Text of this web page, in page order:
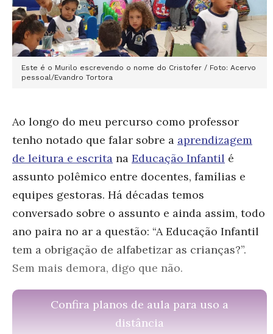
Este é o Murilo escrevendo o nome do Cristofer / Foto: Acervo
pessoal/Evandro Tortora
Ao longo do meu percurso como professor
tenho notado que falar sobre a aprendizagem
de leitura e escrita na Educação Infantil é
assunto polêmico entre docentes, famílias e
equipes gestoras. Há décadas temos
conversado sobre o assunto e ainda assim, todo
ano paira no ar a questão: “A Educação Infantil
tem a obrigação de alfabetizar as crianças?”.
Sem mais demora, digo que não.
Confira planos de aula para uso a
distância